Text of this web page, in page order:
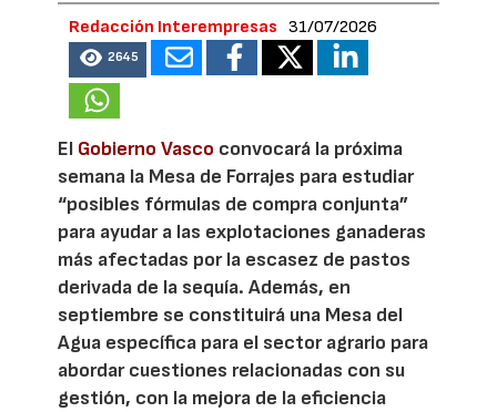
Redacción Interempresas 31/07/2026
2645
El Gobierno Vasco convocará la próxima
semana la Mesa de Forrajes para estudiar
“posibles fórmulas de compra conjunta”
para ayudar a las explotaciones ganaderas
más afectadas por la escasez de pastos
derivada de la sequía. Además, en
septiembre se constituirá una Mesa del
Agua específica para el sector agrario para
abordar cuestiones relacionadas con su
gestión, con la mejora de la eficiencia